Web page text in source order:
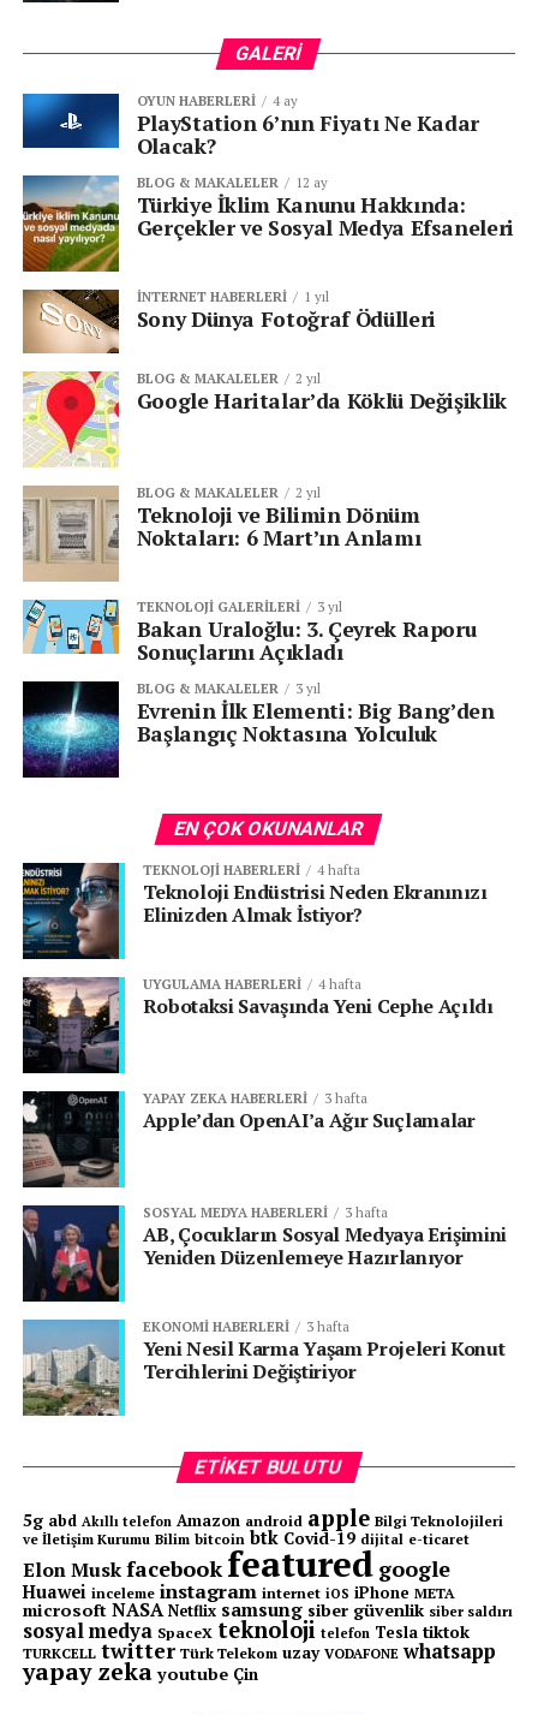
ETIKETLER:
E-POSTA GÜVENLIĞI
KURUMSAL SIBER TEHDIT
OLTALAMA SALDIRISI
SIBER SALDIRI
TOR AĞI TRUVA ATI VERI GIZLILIĞI
SONRAKI
Yazın Remote Çalışmaya Geçen Şirketler için 4
Siber Güvenlik Önerisi
ÖNCEKI
Dark Web’de Yasa Dışı Yapay Zeka Platformu
Ortaya Çıktı: Siber Tehditler Yeni Bir Boyut
Kazanıyor
GALERI
OYUN HABERLERI 4 ay
PlayStation 6’nın Fiyatı Ne Kadar
Olacak?
BLOG & MAKALELER 12 ay
Türkiye İklim Kanunu Hakkında:
Gerçekler ve Sosyal Medya Efsaneleri
İNTERNET HABERLERI 1 yıl
Sony Dünya Fotoğraf Ödülleri
BLOG & MAKALELER 2 yıl
Google Haritalar’da Köklü Değişiklik
BLOG & MAKALELER 2 yıl
Teknoloji ve Bilimin Dönüm
Noktaları: 6 Mart’ın Anlamı
TEKNOLOJI GALERILERI 3 yıl
Bakan Uraloğlu: 3. Çeyrek Raporu
Sonuçlarını Açıkladı
BLOG & MAKALELER 3 yıl
Evrenin İlk Elementi: Big Bang’den
Başlangıç Noktasına Yolculuk
EN ÇOK OKUNANLAR
TEKNOLOJI HABERLERI 4 hafta
Teknoloji Endüstrisi Neden Ekranınızı
Elinizden Almak İstiyor?
UYGULAMA HABERLERI 4 hafta
Robotaksi Savaşında Yeni Cephe Açıldı
YAPAY ZEKA HABERLERI 3 hafta
Apple’dan OpenAI’a Ağır Suçlamalar
SOSYAL MEDYA HABERLERI 3 hafta
AB, Çocukların Sosyal Medyaya Erişimini
Yeniden Düzenlemeye Hazırlanıyor
EKONOMI HABERLERI 3 hafta
Yeni Nesil Karma Yaşam Projeleri Konut
Tercihlerini Değiştiriyor
ETIKET BULUTU
5g abd Akıllı telefon Amazon android apple Bilgi Teknolojileri
ve İletişim Kurumu Bilim bitcoin btk Covid-19 dijital e-ticaret
Elon Muskfacebook featured google
Huawei inceleme instagram internet iOS iPhone META
microsoft NASA Netflix samsung siber güvenlik siber saldırı
sosyal medya SpaceX teknoloji telefon Tesla tiktok
TURKCELL twitter Türk Telekom uzay VODAFONE whatsapp
yapay zeka youtube Çin